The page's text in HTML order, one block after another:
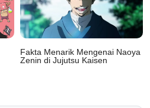
Fakta Menarik Mengenai Naoya
Zenin di Jujutsu Kaisen